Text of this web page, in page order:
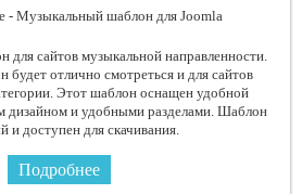
сайтов музыкальной направленности.
отлично смотреться и для сайтов
Этот шаблон оснащен удобной
дизайном и удобными разделами. Шаблон
и доступен для скачивания.
Подробнее